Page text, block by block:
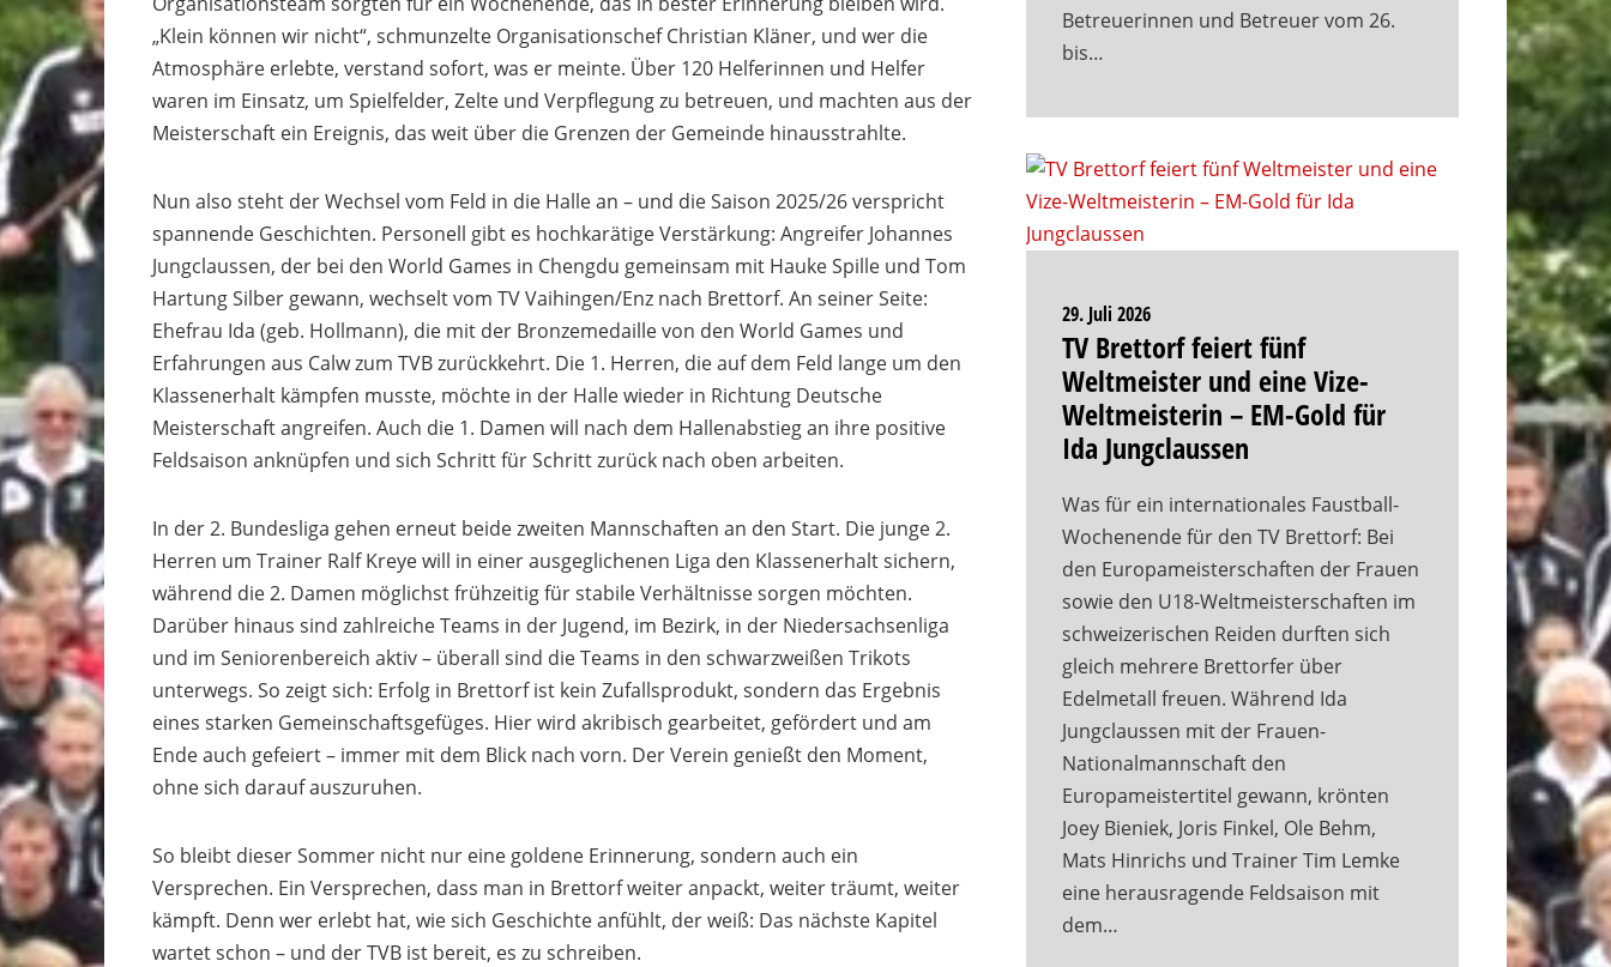
„Klein können wir nicht“, schmunzelte Organisationschef Christian Kläner, und wer die
Atmosphäre erlebte, verstand sofort, was er meinte. Über 120 Helferinnen und Helfer
waren im Einsatz, um Spielfelder, Zelte und Verpflegung zu betreuen, und machten aus der
Meisterschaft ein Ereignis, das weit über die Grenzen der Gemeinde hinausstrahlte.
Nun also steht der Wechsel vom Feld in die Halle an – und die Saison 2025/26 verspricht
spannende Geschichten. Personell gibt es hochkarätige Verstärkung: Angreifer Johannes
Jungclaussen, der bei den World Games in Chengdu gemeinsam mit Hauke Spille und Tom
Hartung Silber gewann, wechselt vom TV Vaihingen/Enz nach Brettorf. An seiner Seite:
Ehefrau Ida (geb. Hollmann), die mit der Bronzemedaille von den World Games und
Erfahrungen aus Calw zum TVB zurückkehrt. Die 1. Herren, die auf dem Feld lange um den
Klassenerhalt kämpfen musste, möchte in der Halle wieder in Richtung Deutsche
Meisterschaft angreifen. Auch die 1. Damen will nach dem Hallenabstieg an ihre positive
Feldsaison anknüpfen und sich Schritt für Schritt zurück nach oben arbeiten.
In der 2. Bundesliga gehen erneut beide zweiten Mannschaften an den Start. Die junge 2.
Herren um Trainer Ralf Kreye will in einer ausgeglichenen Liga den Klassenerhalt sichern,
während die 2. Damen möglichst frühzeitig für stabile Verhältnisse sorgen möchten.
Darüber hinaus sind zahlreiche Teams in der Jugend, im Bezirk, in der Niedersachsenliga
und im Seniorenbereich aktiv – überall sind die Teams in den schwarzweißen Trikots
unterwegs. So zeigt sich: Erfolg in Brettorf ist kein Zufallsprodukt, sondern das Ergebnis
eines starken Gemeinschaftsgefüges. Hier wird akribisch gearbeitet, gefördert und am
Ende auch gefeiert – immer mit dem Blick nach vorn. Der Verein genießt den Moment,
ohne sich darauf auszuruhen.
So bleibt dieser Sommer nicht nur eine goldene Erinnerung, sondern auch ein
Versprechen. Ein Versprechen, dass man in Brettorf weiter anpackt, weiter träumt, weiter
kämpft. Denn wer erlebt hat, wie sich Geschichte anfühlt, der weiß: Das nächste Kapitel
wartet schon – und der TVB ist bereit, es zu schreiben.
Betreuerinnen und Betreuer vom 26.
bis…
29. Juli 2026
TV Brettorf feiert fünf
Weltmeister und eine Vize-
Weltmeisterin – EM-Gold für
Ida Jungclaussen
Was für ein internationales Faustball-
Wochenende für den TV Brettorf: Bei
den Europameisterschaften der Frauen
sowie den U18-Weltmeisterschaften im
schweizerischen Reiden durften sich
gleich mehrere Brettorfer über
Edelmetall freuen. Während Ida
Jungclaussen mit der Frauen-
Nationalmannschaft den
Europameistertitel gewann, krönten
Joey Bieniek, Joris Finkel, Ole Behm,
Mats Hinrichs und Trainer Tim Lemke
eine herausragende Feldsaison mit
dem…